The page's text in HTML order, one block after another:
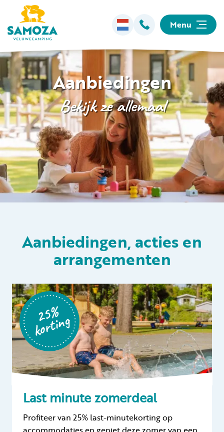
Menu
Overnachten
Faciliteiten
Animatie
Omgeving
Informatie
Particulier huren
+31 (0) 577 411 283
Gastinformatie
Contact
Werken bij
Aanbiedingen
Bekijk ze allemaal
Aanbiedingen, acties en
arrangementen
2
5
%
k
o
r
ti
n
g
Last minute zomerdeal
Profiteer van 25% last-minutekorting op